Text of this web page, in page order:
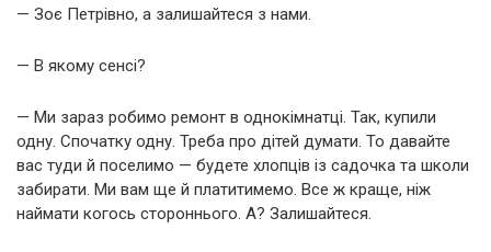
— Зоє Петрівно, а залишайтеся з нами.
— В якому сенсі?
— Ми зараз робимо ремонт в однокімнатці. Так, купили
одну. Спочатку одну. Треба про дітей думати. То давайте
вас туди й поселимо — будете хлопців із садочка та школи
забирати. Ми вам ще й платитимемо. Все ж краще, ніж
наймати когось стороннього. А? Залишайтеся.